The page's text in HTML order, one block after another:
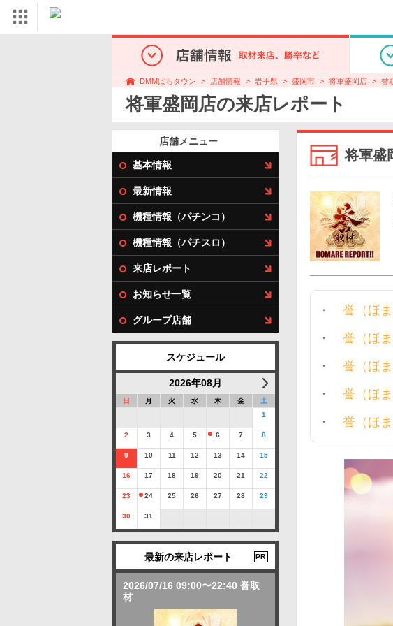
DMMぱちタウン 店舗情報 岩手県 盛岡市 将軍盛岡店 誉
将軍盛岡店の来店レポート
店舗メニュー
基本情報
最新情報
機種情報（パチンコ）
機種情報（パチスロ）
来店レポート
お知らせ一覧
グループ店舗
スケジュール
2026年08月
日 月 火 水 木 金
土
1
2 3 4 5 6 7 8
9 10 11 12 13 14 15
16 17 18 19 20 21 22
23 24 25 26 27 28 29
30 31
最新の来店レポート PR
2026/07/16 09:00〜22:40 誉取
材
将軍盛
誉（ほ
誉（ほ
誉（ほ
誉（ほ
誉（ほ